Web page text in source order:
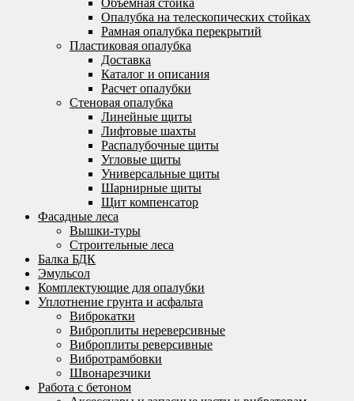
Объемная стойка
Опалубка на телескопических стойках
Рамная опалубка перекрытий
Пластиковая опалубка
Доставка
Каталог и описания
Расчет опалубки
Стеновая опалубка
Линейные щиты
Лифтовые шахты
Распалубочные щиты
Угловые щиты
Универсальные щиты
Шарнирные щиты
Щит компенсатор
Фасадные леса
Вышки-туры
Строительные леса
Балка БДК
Эмульсол
Комплектующие для опалубки
Уплотнение грунта и асфальта
Виброкатки
Виброплиты нереверсивные
Виброплиты реверсивные
Вибротрамбовки
Швонарезчики
Работа с бетоном